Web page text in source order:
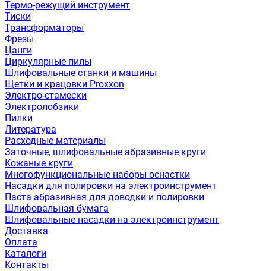
Термо-режущий инструмент
Тиски
Трансформаторы
Фрезы
Цанги
Циркулярные пилы
Шлифовальные станки и машины
Щетки и крацовки Proxxon
Электро-стамески
Электролобзики
Пилки
Литература
Расходные материалы
Заточные, шлифовальные абразивные круги
Кожаные круги
Многофункциональные наборы оснастки
Насадки для полировки на электроинструмент
Паста абразивная для доводки и полировки
Шлифовальная бумага
Шлифовальные насадки на электроинструмент
Доставка
Оплата
Каталоги
Контакты